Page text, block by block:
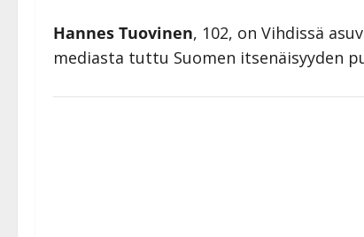
Hannes Tuovinen, 102, on Vihdissä
mediasta tuttu Suomen itsenäisyyden